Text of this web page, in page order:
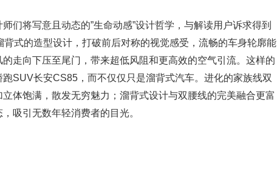
们将写意且动态的”生命动感”设计哲学，与解读用户诉求得到
式的造型设计，打破前后对称的视觉感受，流畅的车身轮廓能
走向下压至尾门，带来超低风阻和更高效的空气引流。这样的
SUV长安CS85，而不仅仅只是溜背式汽车。进化的家族线双
体饱满，散发无穷魅力；溜背式设计与双腰线的完美融合更富
吸引无数年轻消费者的目光。